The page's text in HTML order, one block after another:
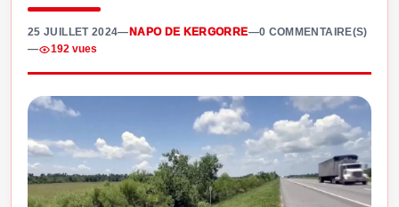
25 JUILLET 2024— NAPO DE KERGORRE—0 COMMENTAIRE(S)
—
192 vues